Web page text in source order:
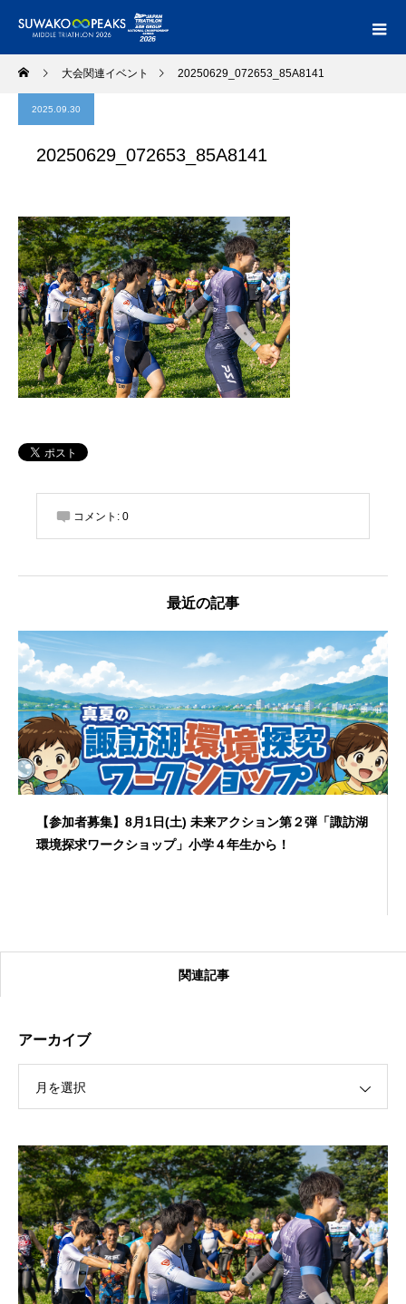
大会関連イベント 20250629_072653_85A8141
2025.09.30
20250629_072653_85A8141
コメント: 0
最近の記事
【参加者募集】8月1日(土) 未来アクション第２弾「諏訪湖
環境探求ワークショップ」小学４年生から！
【受付終了】2026大会同日開催！カヤックに乗って諏訪
関連記事
アーカイブ
月を選択